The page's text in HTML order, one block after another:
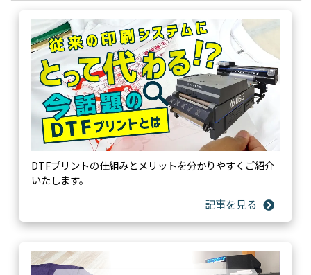
DTFプリントの仕組みとメリットを分かりやすくご紹介
いたします。